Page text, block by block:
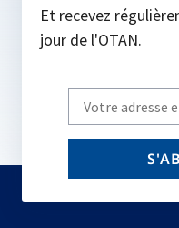
Et recevez
jour de l'OTAN.
Write
your
email